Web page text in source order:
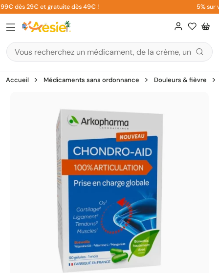
Aller
au
contenu
dès 29€ et gratuite dès 49€ ! 5% sur
Accueil Médicaments sans ordonnance Douleurs & fièvre